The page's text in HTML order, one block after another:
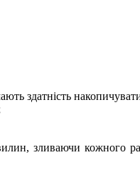
здатність
зливаючи кожного